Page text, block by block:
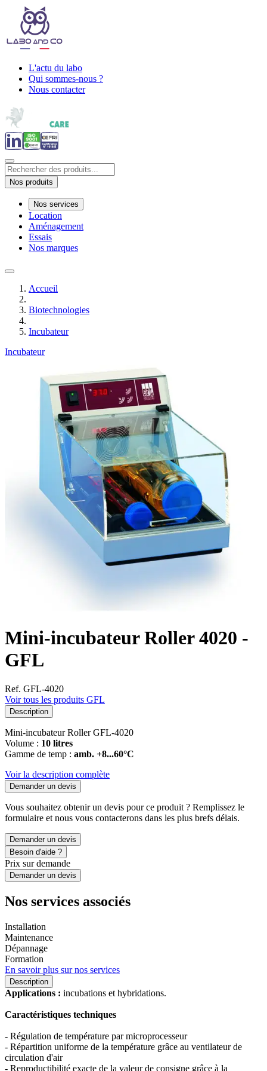
L'actu du labo
Qui sommes-nous ?
Nous contacter
Nos produits
Nos services
Location
Aménagement
Essais
Nos marques
Accueil
Biotechnologies
Incubateur
Incubateur
Mini-incubateur Roller 4020 -
GFL
Ref. GFL-4020
Voir tous les produits GFL
Description
Mini-incubateur Roller GFL-4020
Volume : 10 litres
Gamme de temp : amb. +8...60°C
Voir la description complète
Demander un devis
Vous souhaitez obtenir un devis pour ce produit ? Remplissez le
formulaire et nous vous contacterons dans les plus brefs délais.
Demander un devis
Besoin d'aide ?
Prix sur demande
Demander un devis
Nos services associés
Installation
Maintenance
Dépannage
Formation
En savoir plus sur nos services
Description
Applications : incubations et hybridations.
Caractéristiques techniques
- Régulation de température par microprocesseur
- Répartition uniforme de la température grâce au ventilateur de
circulation d'air
- Reproductibilité exacte de la valeur de consigne grâce à la